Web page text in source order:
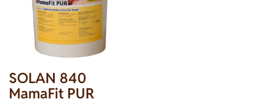
SOLAN 840
MamaFit PUR